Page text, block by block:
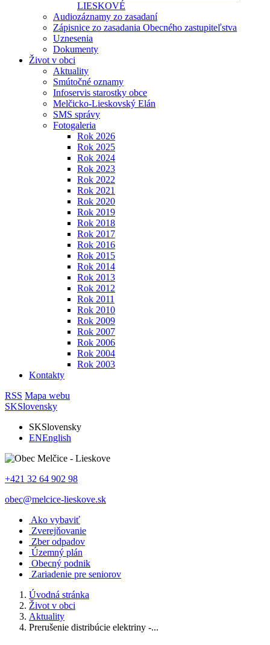
LIESKOVÉ
Audiozáznamy zo zasadaní
Zápisnice zo zasadania Obecného zastupiteľstva
Uznesenia
Dokumenty
Život v obci
Aktuality
Smútočné oznamy
Infoservis starostky obce
Melčicko-Lieskovský Elán
SMS správy
Fotogaleria
Rok 2026
Rok 2025
Rok 2024
Rok 2023
Rok 2022
Rok 2021
Rok 2020
Rok 2019
Rok 2018
Rok 2017
Rok 2016
Rok 2015
Rok 2014
Rok 2013
Rok 2012
Rok 2011
Rok 2010
Rok 2009
Rok 2007
Rok 2006
Rok 2004
Rok 2003
Kontakty
RSS Mapa webu
SKSlovensky
SKSlovensky
ENEnglish
+421 32 64 902 98
obec@melcice-lieskove.sk
Ako vybaviť
Zverejňovanie
Zber odpadov
Územný plán
Obecný podnik
Zariadenie pre seniorov
Úvodná stránka
Život v obci
Aktuality
Prerušenie distribúcie elektriny -...